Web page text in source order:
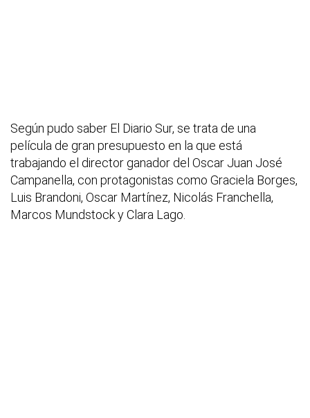
Según pudo saber El Diario Sur, se trata de una
película de gran presupuesto en la que está
trabajando el director ganador del Oscar Juan José
Campanella, con protagonistas como Graciela Borges,
Luis Brandoni, Oscar Martínez, Nicolás Franchella,
Marcos Mundstock y Clara Lago.